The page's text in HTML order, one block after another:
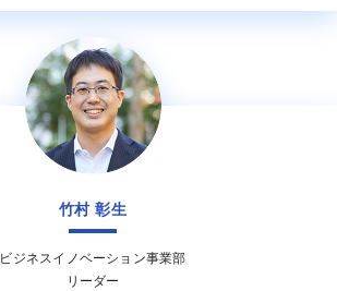
竹村 彰生
ビジネスイノベーション事業部
リーダー